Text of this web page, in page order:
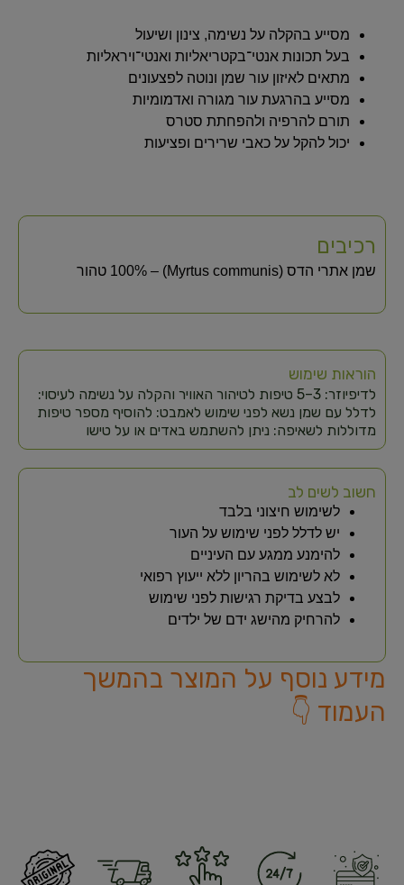
מסייע בהקלה על נשימה, צינון ושיעול
בעל תכונות אנטי־בקטריאליות ואנטי־ויראליות
מתאים לאיזון עור שמן ונוטה לפצעונים
מסייע בהרגעת עור מגורה ואדמומיות
תורם להרפיה ולהפחתת סטרס
יכול להקל על כאבי שרירים ופציעות
רכיבים
שמן אתרי הדס (Myrtus communis) – 100% טהור
הוראות שימוש
לדיפיוזר: 3–5 טיפות לטיהור האוויר והקלה על נשימה לעיסוי:
לדלל עם שמן נשא לפני שימוש לאמבט: להוסיף מספר טיפות
מדוללות לשאיפה: ניתן להשתמש באדים או על טישו
חשוב לשים לב
לשימוש חיצוני בלבד
יש לדלל לפני שימוש על העור
להימנע ממגע עם העיניים
לא לשימוש בהריון ללא ייעוץ רפואי
לבצע בדיקת רגישות לפני שימוש
להרחיק מהישג ידם של ילדים
מידע נוסף על המוצר בהמשך
העמוד 👇